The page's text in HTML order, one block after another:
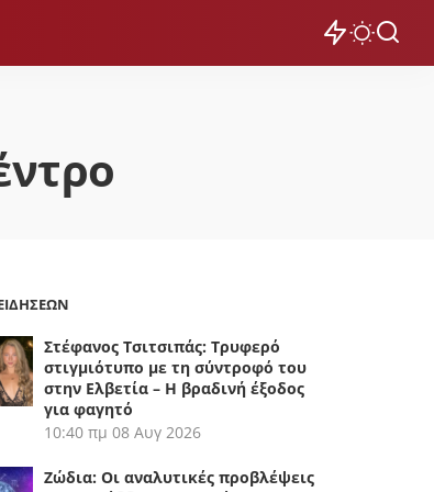
Στέφανος Τσιτσιπάς: Τρυφερό
στιγμιότυπο με τη σύντροφό του
στην Ελβετία – Η βραδινή έξοδος
για φαγητό
10:40 πμ 08 Αυγ 2026
Ζώδια: Οι αναλυτικές προβλέψεις